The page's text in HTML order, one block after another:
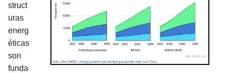
struct
uras
energ
éticas
son
funda